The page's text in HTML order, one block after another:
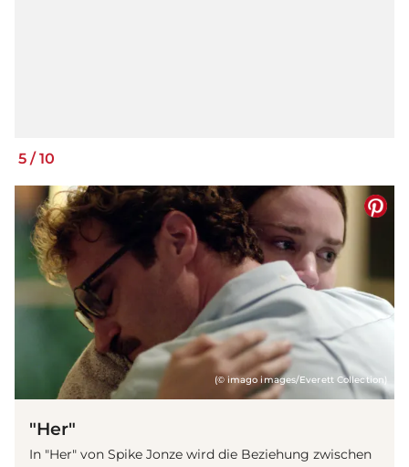
5 / 10
(© imago images/Everett Collection)
"Her"
In "Her" von Spike Jonze wird die Beziehung zwischen